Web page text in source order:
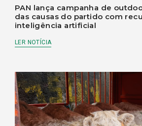
PAN lança campanha de
das causas do partido com
inteligência artificial
LER NOTÍCIA